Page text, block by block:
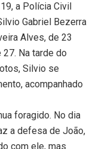
a Polícia Civil
Gabriel Bezerra
Alves, de 23
Na tarde do
Silvio se
acompanhado
foragido. No dia
a defesa de João,
com ele, mas